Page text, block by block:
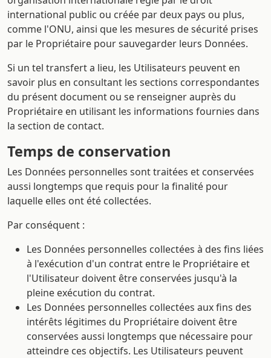
international public ou créée par deux pays ou plus,
comme l'ONU, ainsi que les mesures de sécurité prises
par le Propriétaire pour sauvegarder leurs Données.
Si un tel transfert a lieu, les Utilisateurs peuvent en
savoir plus en consultant les sections correspondantes
du présent document ou se renseigner auprès du
Propriétaire en utilisant les informations fournies dans
la section de contact.
Temps de conservation
Les Données personnelles sont traitées et conservées
aussi longtemps que requis pour la finalité pour
laquelle elles ont été collectées.
Par conséquent :
Les Données personnelles collectées à des fins liées
à l'exécution d'un contrat entre le Propriétaire et
l'Utilisateur doivent être conservées jusqu'à la
pleine exécution du contrat.
Les Données personnelles collectées aux fins des
intérêts légitimes du Propriétaire doivent être
conservées aussi longtemps que nécessaire pour
atteindre ces objectifs. Les Utilisateurs peuvent